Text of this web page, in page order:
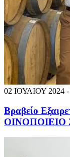
02 ΙΟΥΛΙΟΥ 2024 -
Βραβείο